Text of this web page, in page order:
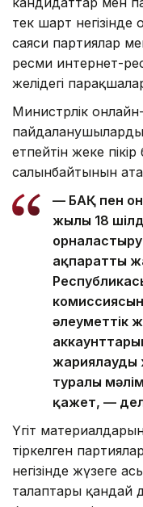
тек шарт
саяси партиялар
ресми интернет-
желідегі
Министрлік
етпейтін жеке
салынбайтынын
— БАҚ пен
жылғы 18
ақпаратты
әлеуметтік
жариялауды
туралы
қажет, —
Үгіт
тіркелген
негізінде жүзеге
талаптары қандай